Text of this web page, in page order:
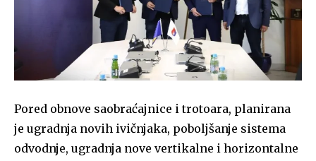
Pored obnove saobraćajnice i trotoara, planirana
je ugradnja novih ivičnjaka, poboljšanje sistema
odvodnje, ugradnja nove vertikalne i horizontalne